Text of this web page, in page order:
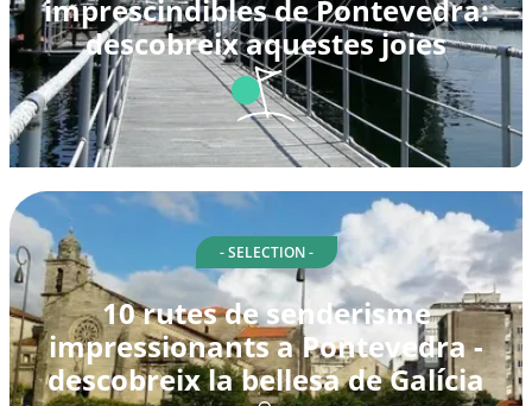
imprescindibles de Pontevedra:
descobreix aquestes joies
- SELECTION -
10 rutes de senderisme
impressionants a Pontevedra -
descobreix la bellesa de Galícia